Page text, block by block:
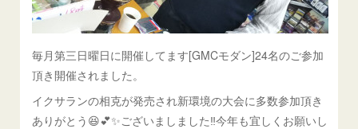
毎月第三日曜日に開催してます[GMCモダン]24名のご参加
頂き開催されました。
イクサランの相克が発売され新環境の大会に多数参加頂き
ありがとう😆💕✨ございましました‼️今年も宜しくお願いし